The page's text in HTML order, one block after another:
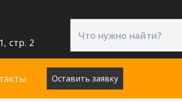
стр. 2
Оставить заявку